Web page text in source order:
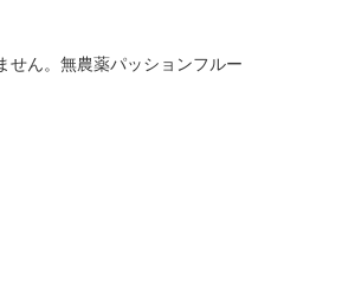
せん。無農薬パッションフルー